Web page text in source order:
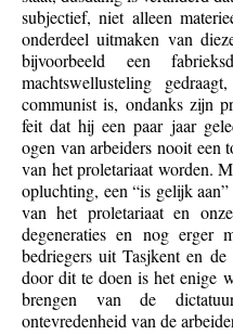
subjectief, niet alleen
onderdeel uitmaken van
bijvoorbeeld een
machtswellusteling
communist is, ondanks zijn
feit dat hij een paar jaar
ogen van arbeiders nooit een
van het proletariaat worden.
opluchting, een “is gelijk
van het proletariaat en
degeneraties en nog erger
bedriegers uit Tasjkent en
door dit te doen is het enige
brengen van de
ontevredenheid van de